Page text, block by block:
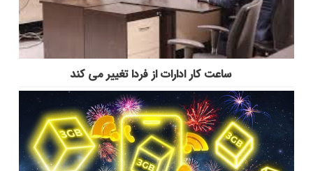
ساعت کار ادارات از فردا تغییر می کند